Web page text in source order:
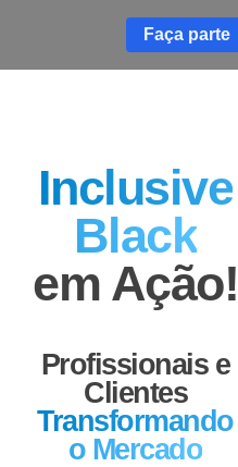
Faça parte
Inclusive
Black
em Ação!
Profissionais e
Clientes
Transformando
o Mercado